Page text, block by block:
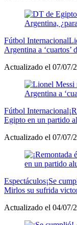
Fútbol Internacional
Argentina a
Actualizado el 07/07/
Fútbol Internacional
Egipto en un partido
Actualizado el 07/07/
Espectáculos¡Se
Mirlos su sufrida
Actualizado el 04/07/